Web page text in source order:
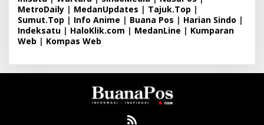
MetroDaily | MedanUpdates | Tajuk.Top |
Sumut.Top | Info Anime | Buana Pos | Harian Sindo |
Indeksatu | HaloKlik.com | MedanLine | Kumparan
Web | Kompas Web